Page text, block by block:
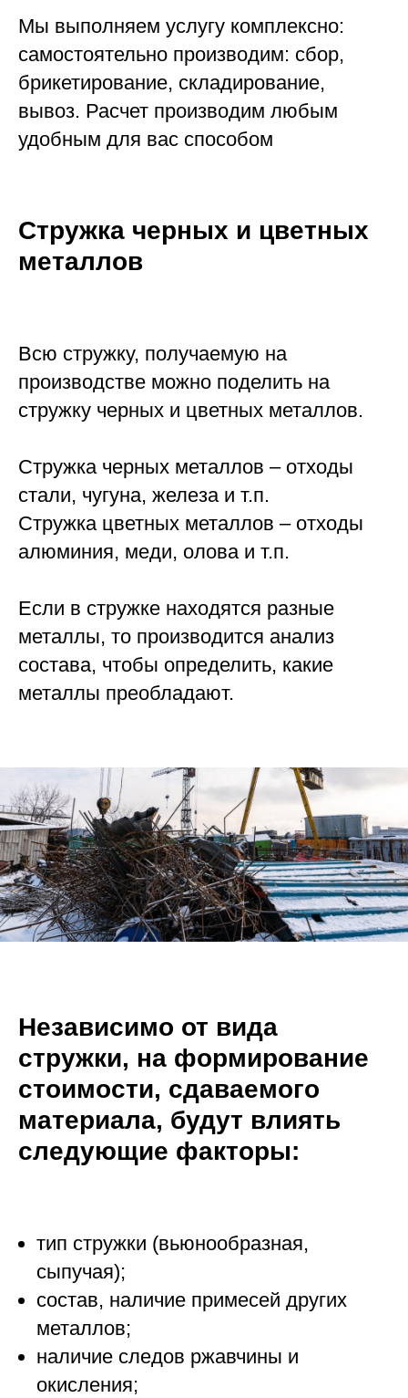
Мы выполняем услугу комплексно:
самостоятельно производим: сбор,
брикетирование, складирование,
вывоз. Расчет производим любым
удобным для вас способом
Стружка черных и цветных
металлов
Всю стружку, получаемую на
производстве можно поделить на
стружку черных и цветных металлов.
Стружка черных металлов – отходы
стали, чугуна, железа и т.п.
Стружка цветных металлов – отходы
алюминия, меди, олова и т.п.
Если в стружке находятся разные
металлы, то производится анализ
состава, чтобы определить, какие
металлы преобладают.
Независимо от вида
стружки, на формирование
стоимости, сдаваемого
материала, будут влиять
следующие факторы:
тип стружки (вьюнообразная,
сыпучая);
состав, наличие примесей других
металлов;
наличие следов ржавчины и
окисления;